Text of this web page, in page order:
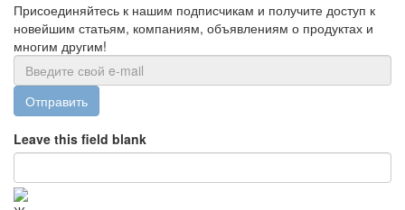
Присоединяйтесь к нашим подписчикам и получите доступ к
новейшим статьям, компаниям, объявлениям о продуктах и
многим другим!
Отправить
Leave this field blank